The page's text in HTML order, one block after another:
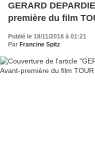
GERARD
première du film
Publié le 18/11/2016 à 01:21
Par Francine Spitz